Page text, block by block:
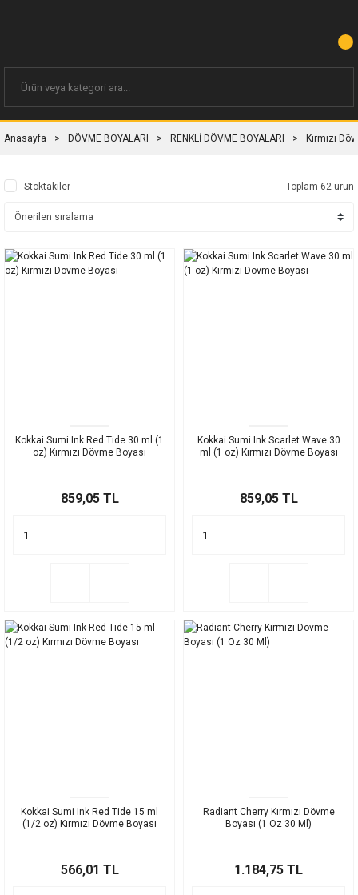
Anasayfa DÖVME BOYALARI RENKLİ DÖVME BOYALARI Kırmızı
Stoktakiler Toplam 62 ürün
Kokkai Sumi Ink Red Tide 30 ml (1
oz) Kırmızı Dövme Boyası
859,05 TL
Kokkai Sumi Ink Scarlet Wave 30
ml (1 oz) Kırmızı Dövme Boyası
859,05 TL
Kokkai Sumi Ink Red Tide 15 ml
(1/2 oz) Kırmızı Dövme Boyası
566,01 TL
Radiant Cherry Kırmızı Dövme
Boyası (1 Oz 30 Ml)
1.184,75 TL